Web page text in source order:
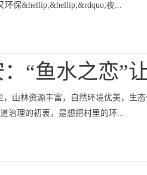
环保&hellip;&hellip;&rdquo;夜...
“鱼水之恋”
，山林资源丰富，自然环境优美，生
治理的初衷，是想把村里的环...